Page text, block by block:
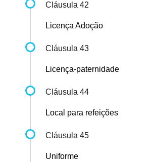
Cláusula 42
Licença Adoção
Cláusula 43
Licença-paternidade
Cláusula 44
Local para refeições
Cláusula 45
Uniforme